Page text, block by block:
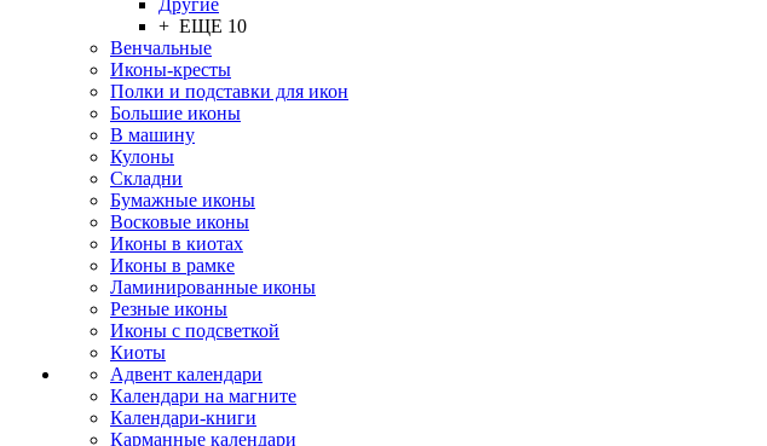
Другие
+ ЕЩЕ 10
Венчальные
Иконы-кресты
Полки и подставки для икон
Большие иконы
В машину
Кулоны
Складни
Бумажные иконы
Восковые иконы
Иконы в киотах
Иконы в рамке
Ламинированные иконы
Резные иконы
Иконы с подсветкой
Киоты
Адвент календари
Календари на магните
Календари-книги
Карманные календари